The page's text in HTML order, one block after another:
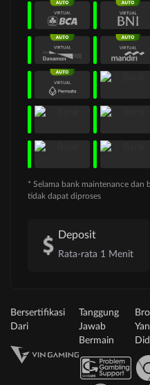
* Selama bank maintenance dan
tidak dapat diproses
Deposit
Rata-rata 1 Menit
Bersertifikasi
Dari
Tanggung
Jawab
Bermain